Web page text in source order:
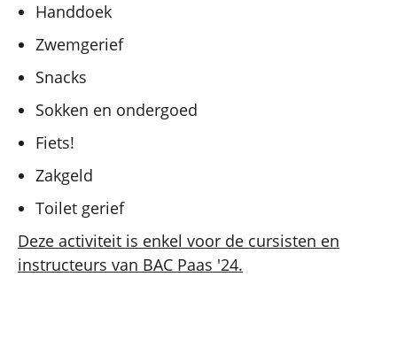
Handdoek
Zwemgerief
Snacks
Sokken en ondergoed
Fiets!
Zakgeld
Toilet gerief
Deze activiteit is enkel voor de cursisten en
instructeurs van BAC Paas '24.